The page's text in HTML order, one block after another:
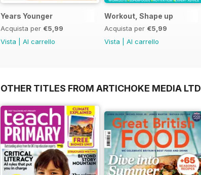
Years Younger
Acquista per €5,99
Vista
Al carrello
Workout, Shape up
Acquista per €5,99
Vista
Al carrello
OTHER TITLES FROM ARTICHOKE MEDIA LTD